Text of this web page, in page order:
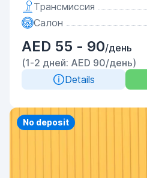
Трансмиссия
Салон
AED 55 - 90/день
(1-2 дней: AED 90/день)
Details
Priority
No deposit